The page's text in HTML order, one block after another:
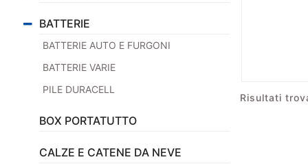
BATTERIE
BATTERIE AUTO E FURGONI
BATTERIE VARIE
PILE DURACELL
BOX PORTATUTTO
CALZE E CATENE DA NEVE
Risultati